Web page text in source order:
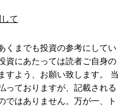
て
くまでも投資の参考にしてい
資にあたっては読者ご自身の
すよう、お願い致します。 当
っておりますが、記載される
ではありません。万が一、ト